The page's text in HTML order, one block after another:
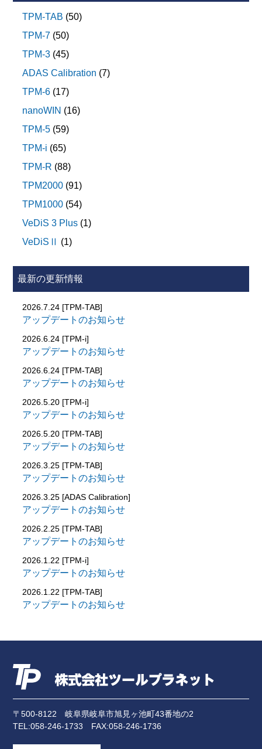
対応です。
【未対応車種】 (未対応車両の一覧です。ご注意くださ
い。)
ハスラー MR52S/MR92S 2020.01-
エスクード YEH1S 2022.04-
スペーシア MK53S 2022.08-
ワゴンRスマイル MX81S 2021.08-
ソリオ MA37S/MA27S 2020.12-
ワゴンR MH55S/MH85S/MH95S 2022.08-
アルト HA37S/HA97S 2021.12-
スイフト ZCDDS/ZDDDS/ZCEDS/ZDEDS 2023.12-
・ISB_AMP (車両近接警報)
・ヘッドライトレベリングセンサの初期設定
・ヘッドライトレベリングアクチュエータの強制駆動
3-5 VCM（ビークルコントロールモジュール）
・VCM動作履歴の読み出し
≪スズキ≫Ver.4.78
下記の作業サポートを追加しました。(「2014年03月以
[ABS/ESP]
減圧・増圧動作点検
センサ一括校正
※UDS-CANのABS/ESP ECUを搭載している車両は未
対応です。
【未対応車種】 (未対応車両の一覧です。ご注意くださ
い。)
ハスラー MR52S/MR92S 2020.01-
クロスビー MN71S 2020.10-
エスクード YEH1S 2022.04-
スペーシア MK53S 2022.08-
ワゴンRスマイル MX81S 2021.08-
ワゴンR MH55S/MH85S/MH95S 2022.08-
スイフト ZCDDS/ZDDDS/ZCEDS/ZDEDS 2023.12-
≪PORSCHE≫Ver.1.25
1.911(991)
・リアアクスルステアリング 左
・リアアクスルステアリング 右
・フロントアクスル･リフト
・レーン･チェンジ･アシスト･スレーブ
・コンバーチブルトップ
・PCM/CDR
2.ボクスター/ケイマン(981/982)
・レーン･チェンジ･アシスト･スレーブ
・コンバーチブルトップ
3.カイエン(92A)
4.マカン(95B)
・サウンドシンポーザー
【国産トラック編】
≪UD≫Ver.3.02
･ 前方監視カメラ
前方監視カメラ
･ 前方監視レーダー
前方監視レーダー
■2017年以降の車両に下記システムを追加しま
した。
側方レーダー 左側後方
側方レーダー 右側前方
側方レーダー 右側後方
側方レーダー 左側前方
フロントアクティブステアリング
加しました。
TPM-TAB (50)
TPM-7 (50)
TPM-3 (45)
ADAS Calibration (7)
TPM-6 (17)
nanoWIN (16)
TPM-5 (59)
TPM-i (65)
TPM-R (88)
TPM2000 (91)
TPM1000 (54)
VeDiS 3 Plus (1)
VeDiSⅡ (1)
最新の更新情報
2026.7.24 [TPM-TAB]
アップデートのお知らせ
2026.6.24 [TPM-i]
アップデートのお知らせ
2026.6.24 [TPM-TAB]
アップデートのお知らせ
2026.5.20 [TPM-i]
アップデートのお知らせ
2026.5.20 [TPM-TAB]
アップデートのお知らせ
2026.3.25 [TPM-TAB]
アップデートのお知らせ
2026.3.25 [ADAS Calibration]
アップデートのお知らせ
2026.2.25 [TPM-TAB]
アップデートのお知らせ
2026.1.22 [TPM-i]
アップデートのお知らせ
2026.1.22 [TPM-TAB]
アップデートのお知らせ
〒500-8122岐阜県岐阜市旭見ヶ池町43番地の2
TEL:058-246-1733 FAX:058-246-1736